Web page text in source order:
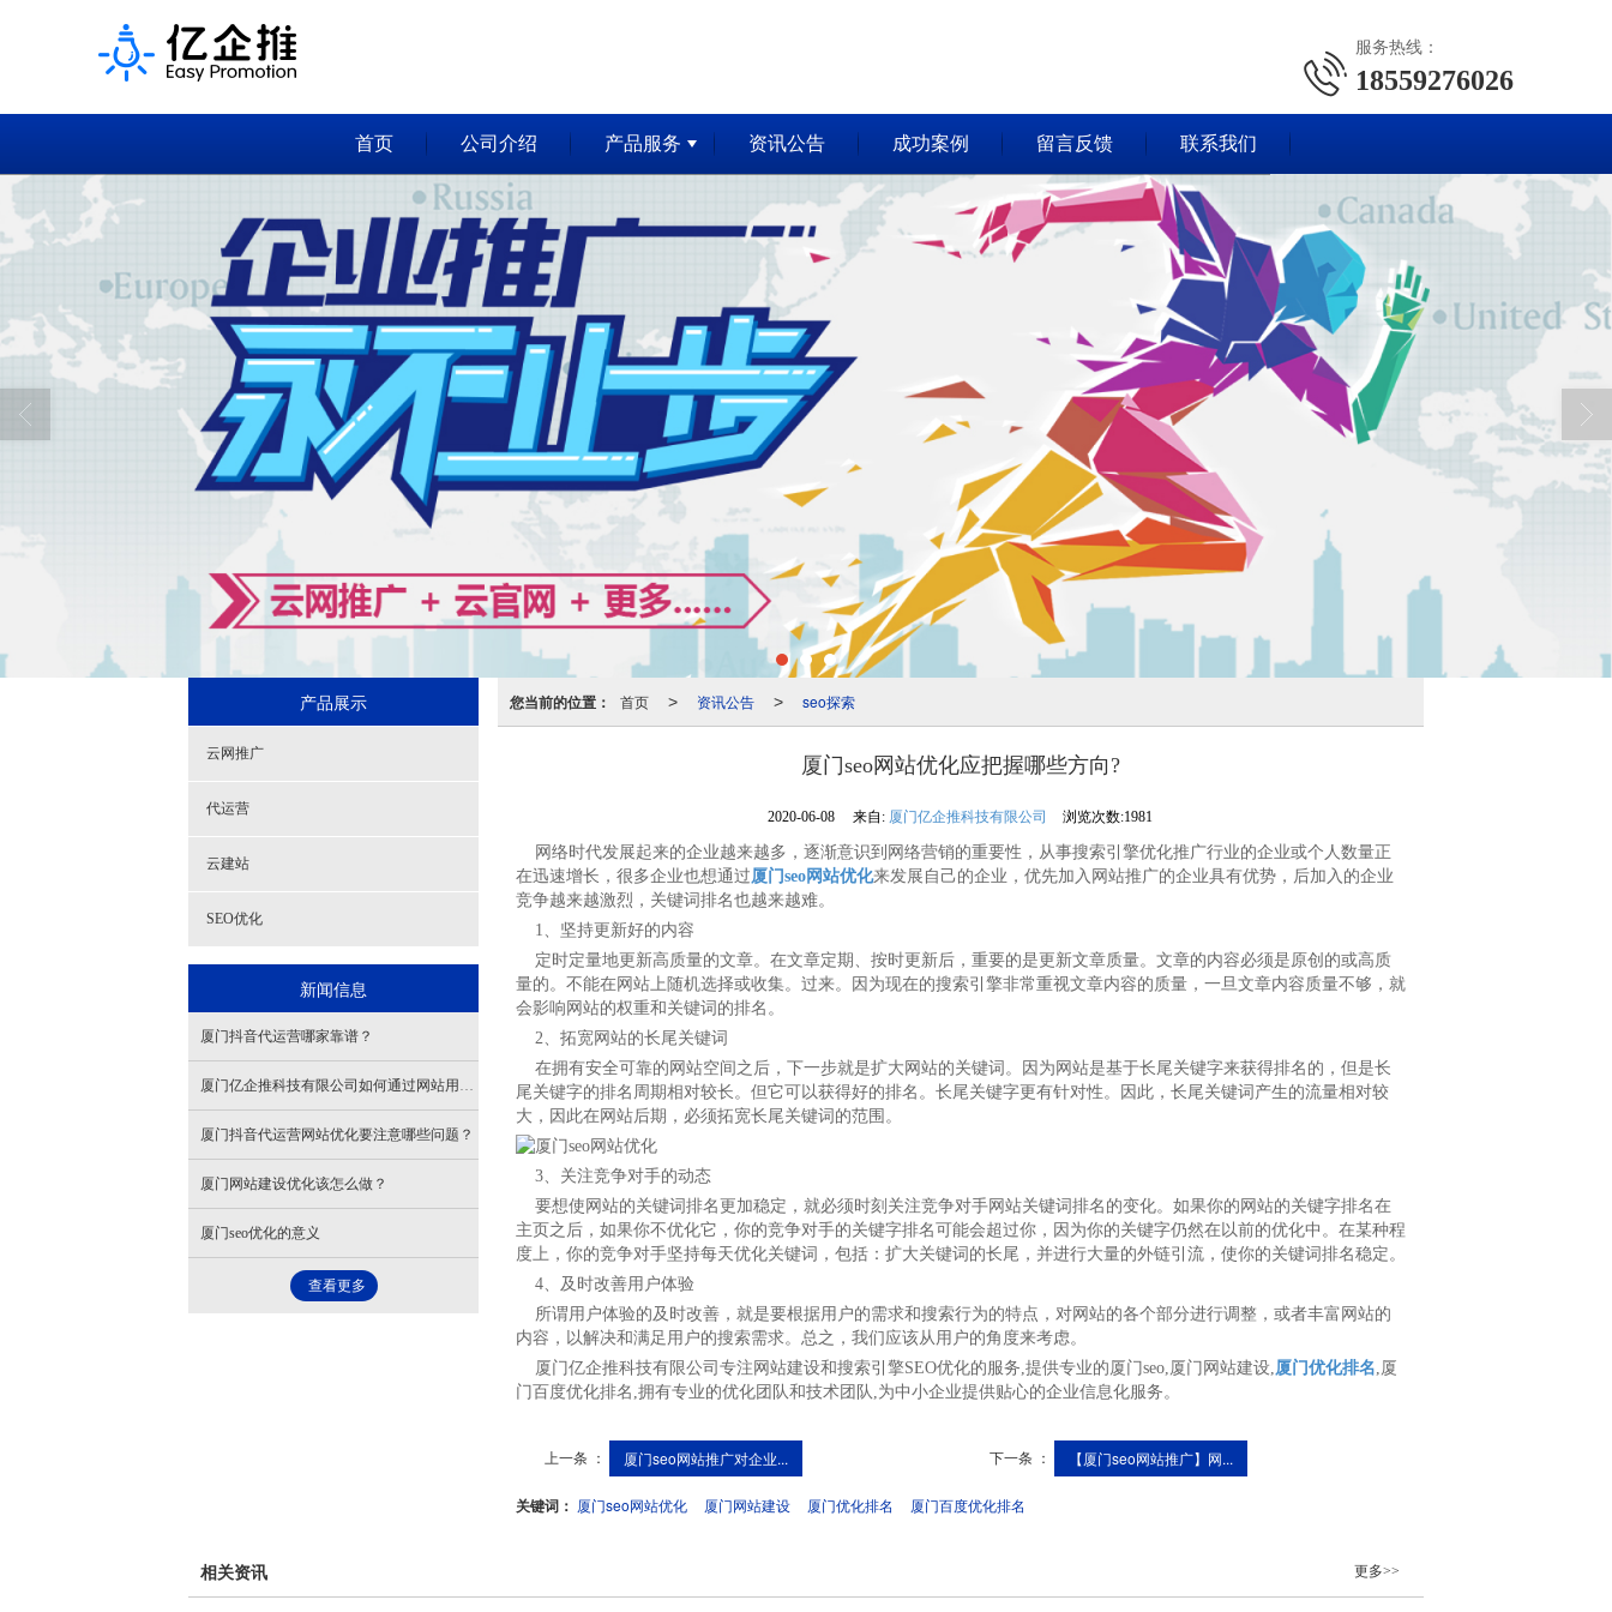
服务热线：
18559276026
首页 公司介绍 产品服务 资讯公告 成功案例 留言反馈 联系我们
您当前的位置： 首页 > 资讯公告 > seo探索
厦门seo网站优化应把握哪些方向?
2020-06-08 来自: 厦门亿企推科技有限公司 浏览次数:1981
网络时代发展起来的企业越来越多，逐渐意识到网络营销的重要性，从事搜索引擎优化推广行业的企业或个人数量正
在迅速增长，很多企业也想通过厦门seo网站优化来发展自己的企业，优先加入网站推广的企业具有优势，后加入的企业
竞争越来越激烈，关键词排名也越来越难。
1、坚持更新好的内容
定时定量地更新高质量的文章。在文章定期、按时更新后，重要的是更新文章质量。文章的内容必须是原创的或高质
量的。不能在网站上随机选择或收集。过来。因为现在的搜索引擎非常重视文章内容的质量，一旦文章内容质量不够，就
会影响网站的权重和关键词的排名。
2、拓宽网站的长尾关键词
在拥有安全可靠的网站空间之后，下一步就是扩大网站的关键词。因为网站是基于长尾关键字来获得排名的，但是长
尾关键字的排名周期相对较长。但它可以获得好的排名。长尾关键字更有针对性。因此，长尾关键词产生的流量相对较
大，因此在网站后期，必须拓宽长尾关键词的范围。
3、关注竞争对手的动态
要想使网站的关键词排名更加稳定，就必须时刻关注竞争对手网站关键词排名的变化。如果你的网站的关键字排名在
主页之后，如果你不优化它，你的竞争对手的关键字排名可能会超过你，因为你的关键字仍然在以前的优化中。在某种程
度上，你的竞争对手坚持每天优化关键词，包括：扩大关键词的长尾，并进行大量的外链引流，使你的关键词排名稳定。
4、及时改善用户体验
所谓用户体验的及时改善，就是要根据用户的需求和搜索行为的特点，对网站的各个部分进行调整，或者丰富网站的
内容，以解决和满足用户的搜索需求。总之，我们应该从用户的角度来考虑。
厦门亿企推科技有限公司专注网站建设和搜索引擎SEO优化的服务,提供专业的厦门seo,厦门网站建设,厦门优化排名,厦
门百度优化排名,拥有专业的优化团队和技术团队,为中小企业提供贴心的企业信息化服务。
上一条 ： 厦门seo网站推广对企业... 下一条 ： 【厦门seo网站推广】网...
关键词： 厦门seo网站优化 厦门网站建设 厦门优化排名 厦门百度优化排名
产品展示
云网推广
代运营
云建站
SEO优化
新闻信息
厦门抖音代运营哪家靠谱？
厦门亿企推科技有限公司如何通过网站用户体验提升优化效果？
厦门抖音代运营网站优化要注意哪些问题？
厦门网站建设优化该怎么做？
厦门seo优化的意义
查看更多
相关资讯 更多>>